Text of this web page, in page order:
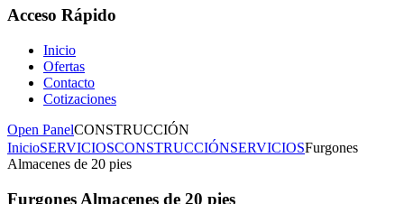
Acceso Rápido
Inicio
Ofertas
Contacto
Cotizaciones
Open PanelCONSTRUCCIÓN
InicioSERVICIOSCONSTRUCCIÓNSERVICIOSFurgones
Almacenes de 20 pies
Furgones Almacenes de 20 pies